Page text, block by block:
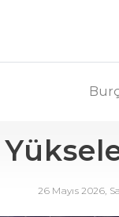
26 Mayıs 2026,